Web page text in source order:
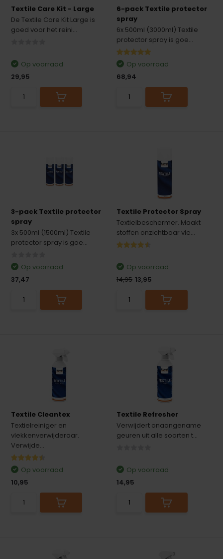
Textile Care Kit - Large
De Textile Care Kit Large is
goed voor het reini...
Op voorraad
29,95
6-pack Textile protector
spray
6x 500ml (3000ml) Textile
protector spray is goe...
Op voorraad
68,94
3-pack Textile protector
spray
3x 500ml (1500ml) Textile
protector spray is goe...
Op voorraad
37,47
Textile Protector Spray
Textielbeschermer. Maakt
stoffen onzichtbaar vle...
Op voorraad
14,95 13,95
Textile Cleantex
Textielreiniger en
vlekkenverwijderaar.
Verwijde...
Op voorraad
10,95
Textile Refresher
Verwijdert onaangename
geuren uit alle soorten t...
Op voorraad
14,95